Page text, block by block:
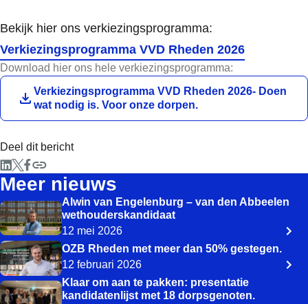
Bekijk hier ons verkiezingsprogramma:
Verkiezingsprogramma VVD Rheden 2026
Download hier ons hele verkiezingsprogramma:
Download
Verkiezingsprogramma VVD Rheden 2026- Doen
wat nodig is. Voor onze dorpen.
Deel dit bericht
Meer nieuws
Alwin van Engelenburg – van den Abbeelen
wethouderskandidaat
12 mei 2026
OZB Rheden met meer dan 50% gestegen.
12 februari 2026
Klaar om aan te pakken: presentatie
kandidatenlijst met 18 dorpsgenoten.